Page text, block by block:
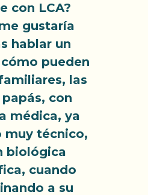
con LCA?
gustaría
hablar un
pueden
las
con
médica, ya
muy técnico,
biológica
cuando
a su